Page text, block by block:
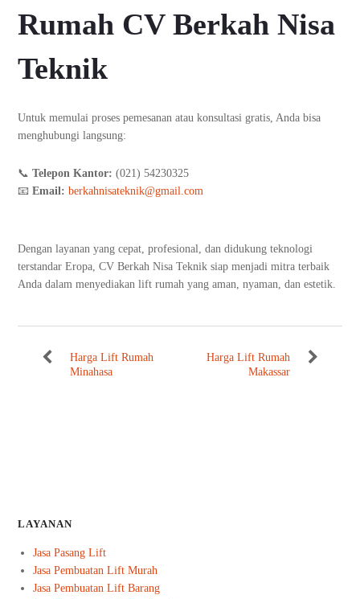
Rumah CV Berkah Nisa
Teknik
Untuk memulai proses pemesanan atau konsultasi gratis, Anda bisa
menghubungi langsung:
📞Telepon Kantor: (021) 54230325
📧Email: berkahnisateknik@gmail.com
Dengan layanan yang cepat, profesional, dan didukung teknologi
terstandar Eropa, CV Berkah Nisa Teknik siap menjadi mitra terbaik
Anda dalam menyediakan lift rumah yang aman, nyaman, dan estetik.
Harga Lift Rumah
Minahasa
Harga Lift Rumah
Makassar
LAYANAN
Jasa Pasang Lift
Jasa Pembuatan Lift Murah
Jasa Pembuatan Lift Barang